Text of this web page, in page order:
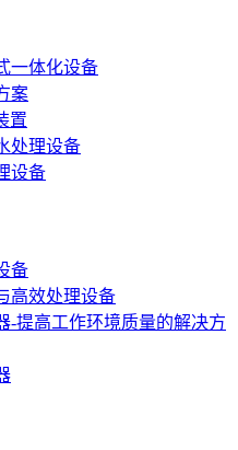
一体化设备
案
置
处理设备
设备
备
高效处理设备
-提高工作环境质量的解决方